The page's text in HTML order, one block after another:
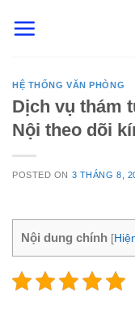
HỆ THỐNG VĂN PHÒNG
Dịch vụ thám
Nội theo dõi
POSTED ON 3 THÁNG 8,
Nội dung chính [